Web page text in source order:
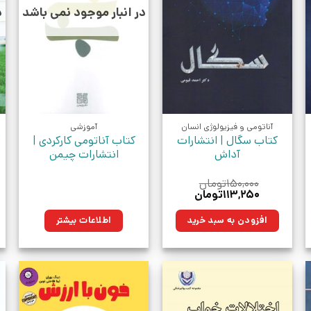
آناتومی و فیزیولوژی انسان
کتاب سگال‏‫ | انتشارات
آداش
۱۵۰,۰۰۰تومان
قیمت
۱۵۰,۰۰۰تومان
بود.
۱۱۳,۲۵۰تومانقیمت
۱۱۳,۲۵۰تومان.افزودن به سبد خرید
در انبار موجود نمی باشد
آموزشی
کتاب آناتومی کارکردی |
انتشارات چیمن
اطلاعات بیشتر